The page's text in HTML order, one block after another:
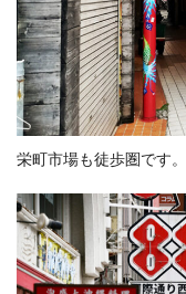
栄町市場も徒歩圏です。